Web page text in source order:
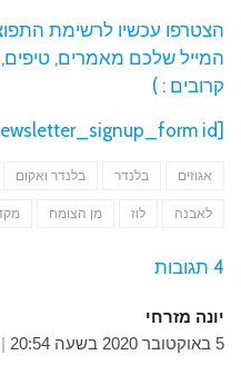
הצטרפו עכשיו לרשימת
המייל שלכם מאמרים,
קרובים : )
[newsletter_signup_form id
אגוזים בלנדר בלנדר ואקום
לאבנה לוז מן הצומח
4 תגובות
יונה מזרחי
5 באוקטובר 2020 בשעה 20:54